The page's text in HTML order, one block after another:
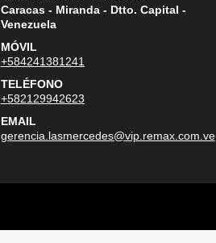
Caracas - Miranda - Dtto. Capital -
Venezuela
MÓVIL
+584241381241
TELÉFONO
+582129942623
EMAIL
gerencia.lasmercedes@vip.remax.com.ve